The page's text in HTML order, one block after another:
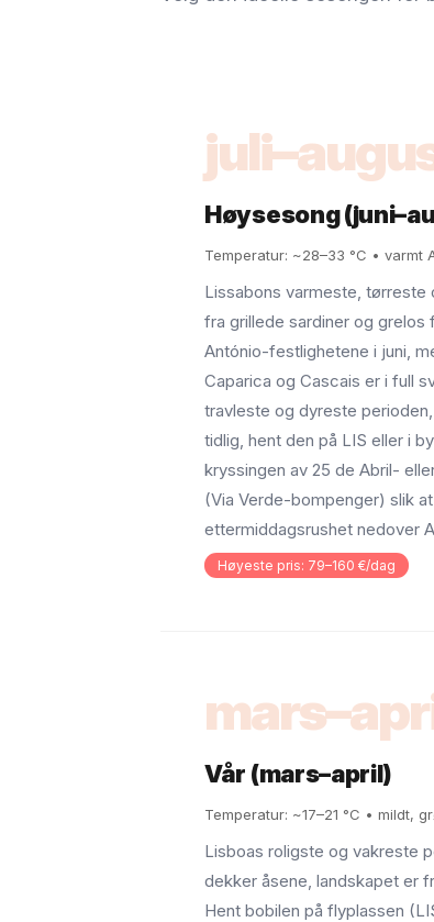
Høysesong
Temperatur: ~28–33 °C • varmt
Lissabons varmeste, tørreste
fra grillede sardiner og grelos
António-festlighetene i juni,
Caparica og Cascais er i full
travleste og dyreste
tidlig, hent den på LIS eller i
kryssingen av 25 de Abril-
(Via Verde-bompenger) slik
ettermiddagsrushet nedover
Høyeste pris: 79–160 €/dag
Vår (mars–april)
Temperatur: ~17–21 °C • mildt,
Lisboas roligste og vakreste
dekker åsene, landskapet er
Hent bobilen på flyplassen